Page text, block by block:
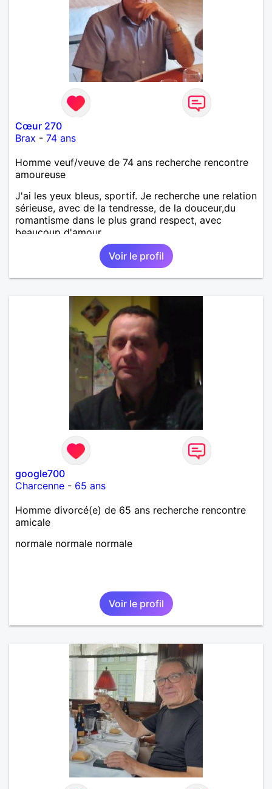
Cœur 270
Brax - 74 ans
Homme veuf/veuve de 74 ans recherche rencontre
amoureuse
J'ai les yeux bleus, sportif. Je recherche une relation
sérieuse, avec de la tendresse, de la douceur,du
romantisme dans le plus grand respect, avec
beaucoup d'amour.
Voir le profil
google700
Charcenne - 65 ans
Homme divorcé(e) de 65 ans recherche rencontre
amicale
normale normale normale
Voir le profil